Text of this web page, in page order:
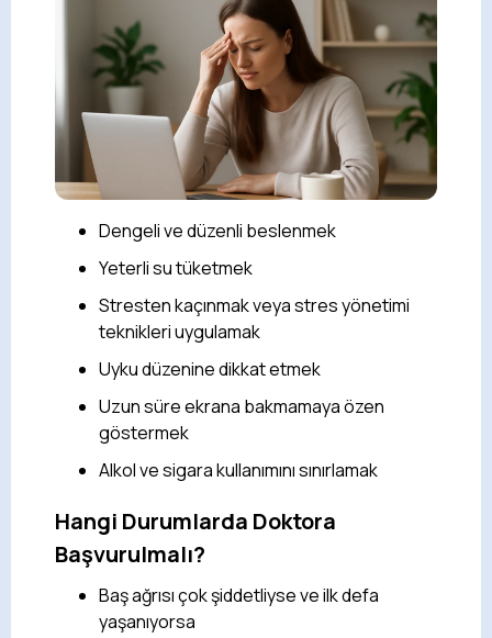
Dengeli ve düzenli beslenmek
Yeterli su tüketmek
Stresten kaçınmak veya stres yönetimi
teknikleri uygulamak
Uyku düzenine dikkat etmek
Uzun süre ekrana bakmamaya özen
göstermek
Alkol ve sigara kullanımını sınırlamak
Hangi Durumlarda Doktora
Başvurulmalı?
Baş ağrısı çok şiddetliyse ve ilk defa
yaşanıyorsa